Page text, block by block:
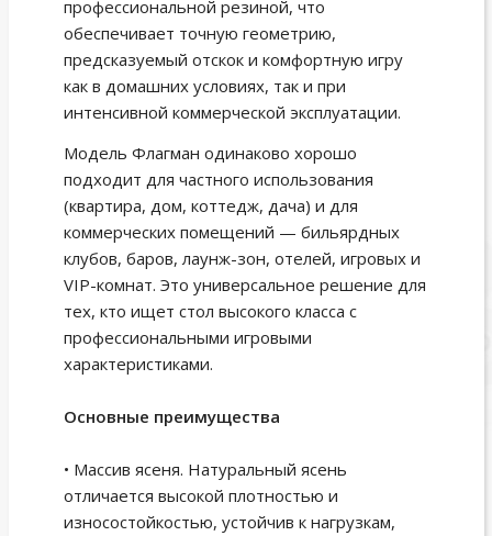
профессиональной резиной, что
обеспечивает точную геометрию,
предсказуемый отскок и комфортную игру
как в домашних условиях, так и при
интенсивной коммерческой эксплуатации.
Модель Флагман одинаково хорошо
подходит для частного использования
(квартира, дом, коттедж, дача) и для
коммерческих помещений — бильярдных
клубов, баров, лаунж-зон, отелей, игровых и
VIP-комнат. Это универсальное решение для
тех, кто ищет стол высокого класса с
профессиональными игровыми
характеристиками.
Основные преимущества
• Массив ясеня. Натуральный ясень
отличается высокой плотностью и
износостойкостью, устойчив к нагрузкам,